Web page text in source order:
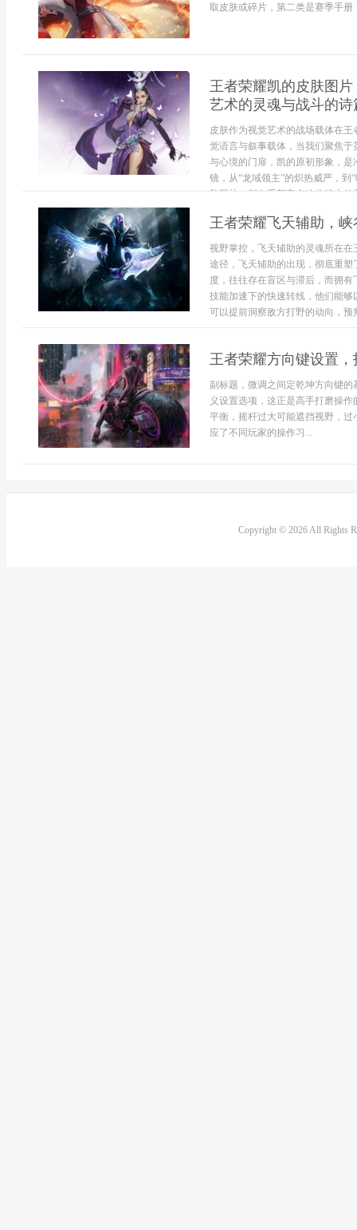
取皮肤或碎片，第二类是赛季手册
王者荣耀凯的皮肤图
艺术的灵魂与战斗的诗
皮肤作为视觉艺术的战场载体在
觉语言与叙事载体，当我们聚焦
与心境的门扉，凯的原初形象，
镜，从“龙域领主”的炽热威严，到
肤图片，都在重新定义这位战士的
王者荣耀飞天辅助，
视野掌控，飞天辅助的灵魂所在
途径，飞天辅助的出现，彻底重
度，往往存在盲区与滞后，而拥
技能加速下的快速转线，他们能
可以提前洞察敌方打野的动向，预
王者荣耀方向键设置
副标题，微调之间定乾坤方向键
义设置选项，这正是高手打磨操
平衡，摇杆过大可能遮挡视野，
应了不同玩家的操作习...
Copyright © 2026 All Rights